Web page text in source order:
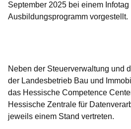
September 2025 bei einem
Ausbildungsprogramm vorgestellt.
Neben der Steuerverwaltung und
der Landesbetrieb Bau und
das Hessische Competence
Hessische Zentrale für
jeweils einem Stand vertreten.